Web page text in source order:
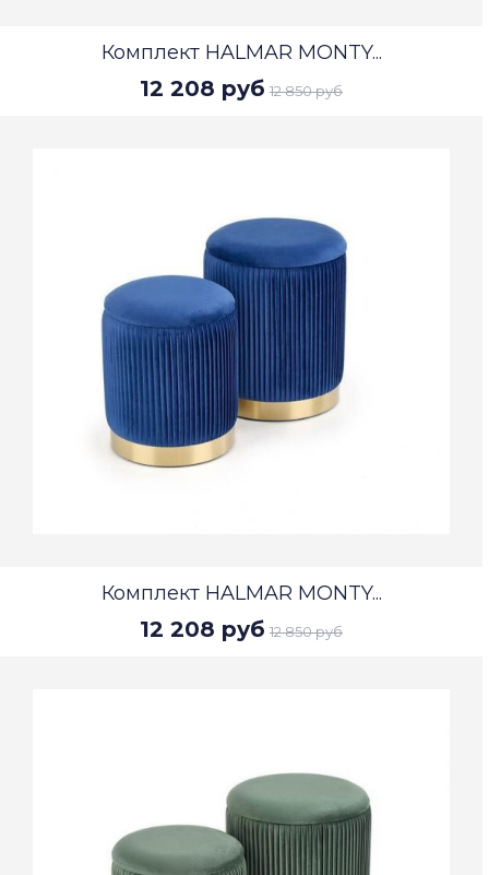
Комплект HALMAR MONTY...
12 208 руб 12 850 руб
Комплект HALMAR MONTY...
12 208 руб 12 850 руб